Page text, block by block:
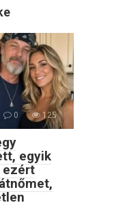
0 125
egyik
ezért